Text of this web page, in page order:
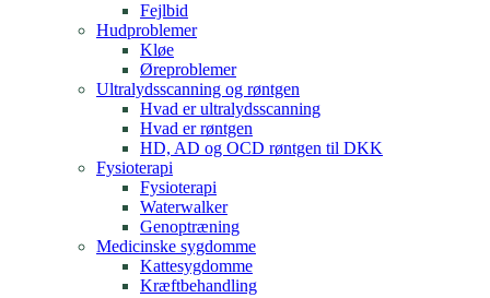
Fejlbid
Hudproblemer
Kløe
Øreproblemer
Ultralydsscanning og røntgen
Hvad er ultralydsscanning
Hvad er røntgen
HD, AD og OCD røntgen til DKK
Fysioterapi
Fysioterapi
Waterwalker
Genoptræning
Medicinske sygdomme
Kattesygdomme
Kræftbehandling